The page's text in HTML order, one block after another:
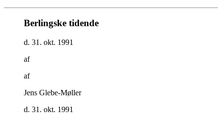
Berlingske tidende
d. 31. okt. 1991
af
af
Jens Glebe-Møller
d. 31. okt. 1991